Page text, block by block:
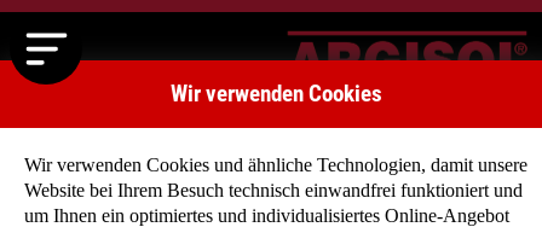
Wir verwenden Cookies
Wir verwenden Cookies und ähnliche Technologien, damit unsere
Website bei Ihrem Besuch technisch einwandfrei funktioniert und
um Ihnen ein optimiertes und individualisiertes Online-Angebot